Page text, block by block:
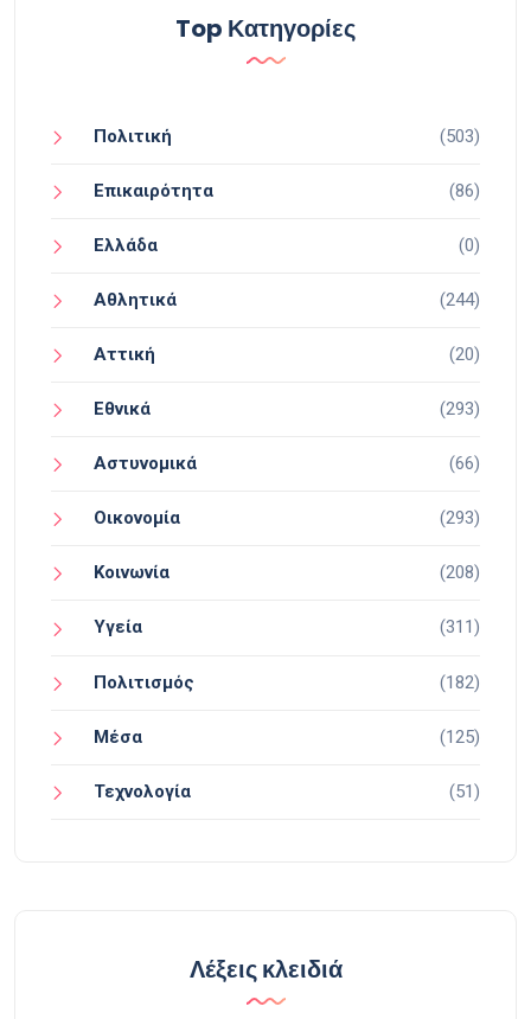
Top Κατηγορίες
Πολιτική (503)
Επικαιρότητα (86)
Ελλάδα (0)
Αθλητικά (244)
Αττική (20)
Εθνικά (293)
Αστυνομικά (66)
Οικονομία (293)
Κοινωνία (208)
Υγεία (311)
Πολιτισμός (182)
Μέσα (125)
Τεχνολογία (51)
Λέξεις κλειδιά